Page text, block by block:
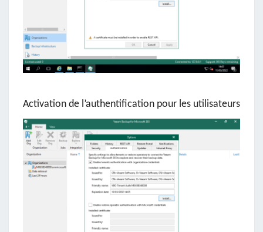
Activation de l’authentification pour les utilisateurs